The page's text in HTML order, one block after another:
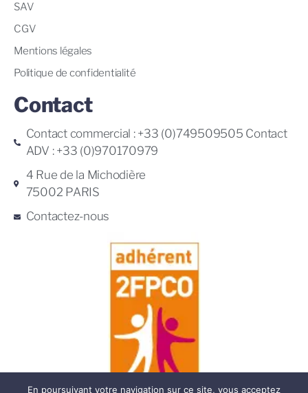
SAV
CGV
Mentions légales
Politique de confidentialité
Contact
Contact commercial : +33 (0)749509505 Contact
ADV : +33 (0)970170979
4 Rue de la Michodière
75002 PARIS
Contactez-nous
En poursuivant votre navigation sur ce site, vous acceptez